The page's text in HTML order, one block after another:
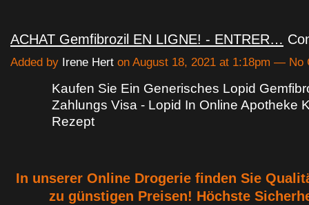
ACHAT Gemfibrozil EN LIGNE! - ENTRER…
Added by Irene Hert on August 18, 2021 at 1:18pm — No
Kaufen Sie Ein Generisches Lopid
Zahlungs Visa - Lopid In Online Apotheke
Rezept
In unserer Online Drogerie finden Sie
zu günstigen Preisen! Höchste